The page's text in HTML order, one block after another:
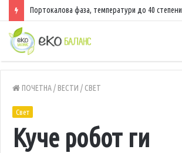
Портокалова фаза, температури до 40 степени
ПОЧЕТНА/ ВЕСТИ / СВЕТ
Свет
Куче робот ги